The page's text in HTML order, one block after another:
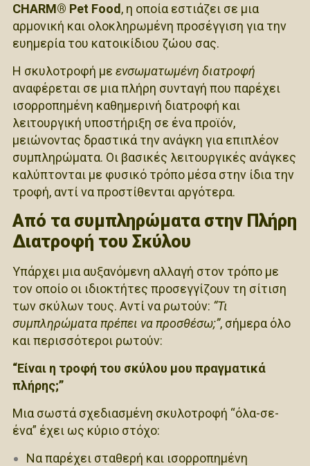
CHARM® Pet Food , η οποία εστιάζει σε μια
αρμονική και ολοκληρωμένη προσέγγιση για την
ευημερία του κατοικίδιου ζώου σας.
Η σκυλοτροφή με ενσωματωμένη διατροφή
αναφέρεται σε μια πλήρη συνταγή που παρέχει
ισορροπημένη καθημερινή διατροφή και
λειτουργική υποστήριξη σε ένα προϊόν,
μειώνοντας δραστικά την ανάγκη για επιπλέον
συμπληρώματα. Οι βασικές λειτουργικές ανάγκες
καλύπτονται με φυσικό τρόπο μέσα στην ίδια την
τροφή, αντί να προστίθενται αργότερα.
Από τα συμπληρώματα στην Πλήρη
Διατροφή του Σκύλου
Υπάρχει μια αυξανόμενη αλλαγή στον τρόπο με
τον οποίο οι ιδιοκτήτες προσεγγίζουν τη σίτιση
των σκύλων τους. Αντί να ρωτούν: “Τι
συμπληρώματα πρέπει να προσθέσω;”, σήμερα όλο
και περισσότεροι ρωτούν:
“Είναι η τροφή του σκύλου μου πραγματικά
πλήρης;”
Μια σωστά σχεδιασμένη σκυλοτροφή “όλα-σε-
ένα” έχει ως κύριο στόχο:
Να παρέχει σταθερή και ισορροπημένη